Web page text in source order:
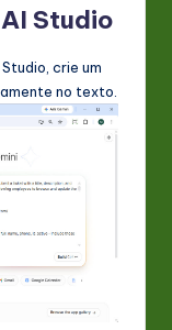
Studio
crie um
no texto.